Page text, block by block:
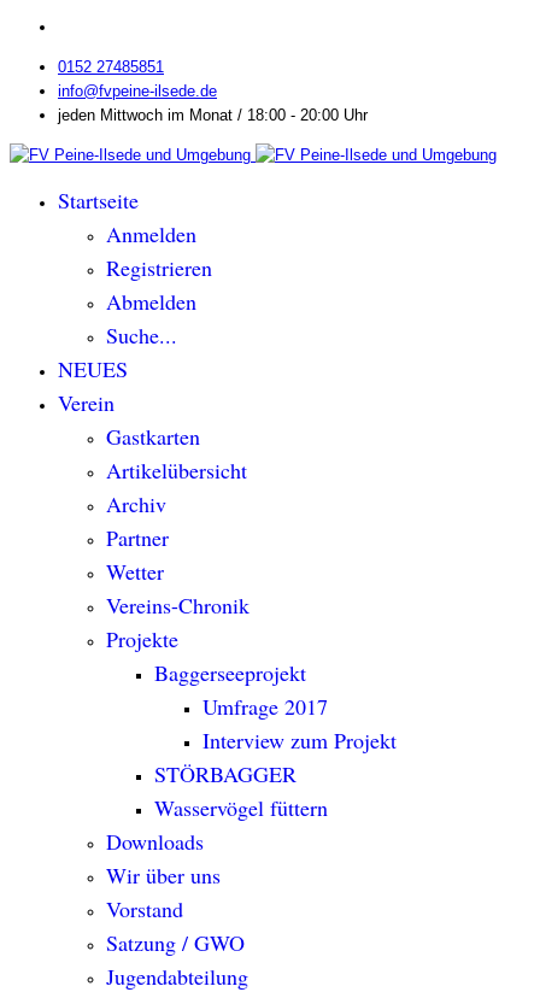
0152 27485851
info@fvpeine-ilsede.de
jeden Mittwoch im Monat / 18:00 - 20:00 Uhr
Startseite
Anmelden
Registrieren
Abmelden
Suche...
NEUES
Verein
Gastkarten
Artikelübersicht
Archiv
Partner
Wetter
Vereins-Chronik
Projekte
Baggerseeprojekt
Umfrage 2017
Interview zum Projekt
STÖRBAGGER
Wasservögel füttern
Downloads
Wir über uns
Vorstand
Satzung / GWO
Jugendabteilung